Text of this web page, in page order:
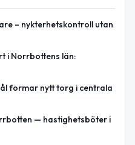
– nykterhetskontroll utan
i Norrbottens län:
formar nytt torg i centrala
— hastighetsböter i